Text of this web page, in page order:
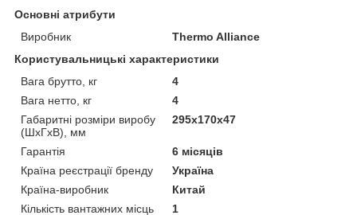
Основні атрибути
Виробник
Thermo Alliance
Користувальницькі характеристики
Вага брутто, кг
4
Вага нетто, кг
4
Габаритні розміри виробу
(ШхГхВ), мм
295х170х47
Гарантія
6 місяців
Країна реєстрації бренду
Україна
Країна-виробник
Китай
Кількість вантажних місць
1